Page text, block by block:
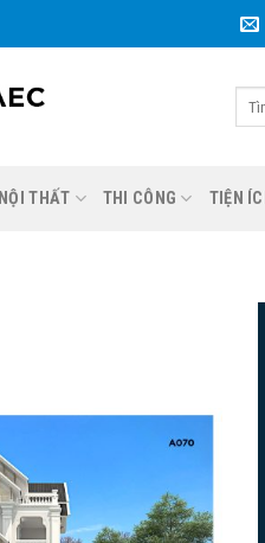
Tìm
NỘI THẤT THI CÔNG TIỆN